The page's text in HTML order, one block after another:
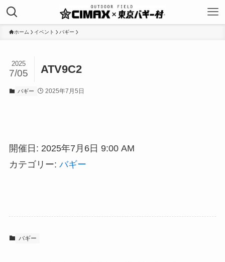
ホーム イベント バギー
ATV9C2
2025
7/05
バギー 2025年7月5日
開催日: 2025年7月6日 9:00 AM
カテゴリー: バギー
バギー